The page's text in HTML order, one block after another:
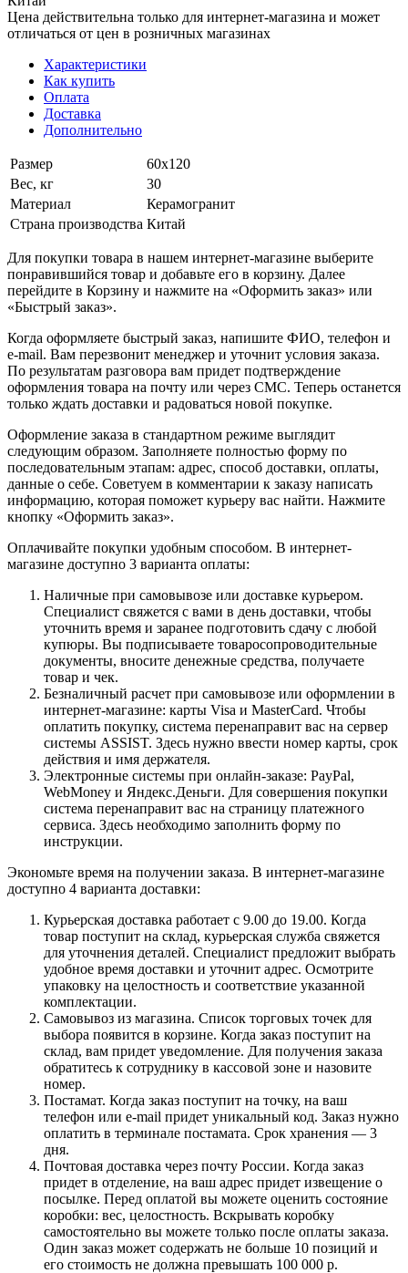
Цена действительна только для интернет-магазина и может
отличаться от цен в розничных магазинах
Характеристики
Как купить
Оплата
Доставка
Дополнительно
Размер
60х120
Вес, кг
30
Материал
Керамогранит
Страна производства Китай
Для покупки товара в нашем интернет-магазине выберите
понравившийся товар и добавьте его в корзину. Далее
перейдите в Корзину и нажмите на «Оформить заказ» или
«Быстрый заказ».
Когда оформляете быстрый заказ, напишите ФИО, телефон и
e-mail. Вам перезвонит менеджер и уточнит условия заказа.
По результатам разговора вам придет подтверждение
оформления товара на почту или через СМС. Теперь останется
только ждать доставки и радоваться новой покупке.
Оформление заказа в стандартном режиме выглядит
следующим образом. Заполняете полностью форму по
последовательным этапам: адрес, способ доставки, оплаты,
данные о себе. Советуем в комментарии к заказу написать
информацию, которая поможет курьеру вас найти. Нажмите
кнопку «Оформить заказ».
Оплачивайте покупки удобным способом. В интернет-
магазине доступно 3 варианта оплаты:
Наличные при самовывозе или доставке курьером.
Специалист свяжется с вами в день доставки, чтобы
уточнить время и заранее подготовить сдачу с любой
купюры. Вы подписываете товаросопроводительные
документы, вносите денежные средства, получаете
товар и чек.
Безналичный расчет при самовывозе или оформлении в
интернет-магазине: карты Visa и MasterCard. Чтобы
оплатить покупку, система перенаправит вас на сервер
системы ASSIST. Здесь нужно ввести номер карты, срок
действия и имя держателя.
Электронные системы при онлайн-заказе: PayPal,
WebMoney и Яндекс.Деньги. Для совершения покупки
система перенаправит вас на страницу платежного
сервиса. Здесь необходимо заполнить форму по
инструкции.
Экономьте время на получении заказа. В интернет-магазине
доступно 4 варианта доставки:
Курьерская доставка работает с 9.00 до 19.00. Когда
товар поступит на склад, курьерская служба свяжется
для уточнения деталей. Специалист предложит выбрать
удобное время доставки и уточнит адрес. Осмотрите
упаковку на целостность и соответствие указанной
комплектации.
Самовывоз из магазина. Список торговых точек для
выбора появится в корзине. Когда заказ поступит на
склад, вам придет уведомление. Для получения заказа
обратитесь к сотруднику в кассовой зоне и назовите
номер.
Постамат. Когда заказ поступит на точку, на ваш
телефон или e-mail придет уникальный код. Заказ нужно
оплатить в терминале постамата. Срок хранения — 3
дня.
Почтовая доставка через почту России. Когда заказ
придет в отделение, на ваш адрес придет извещение о
посылке. Перед оплатой вы можете оценить состояние
коробки: вес, целостность. Вскрывать коробку
самостоятельно вы можете только после оплаты заказа.
Один заказ может содержать не больше 10 позиций и
его стоимость не должна превышать 100 000 р.